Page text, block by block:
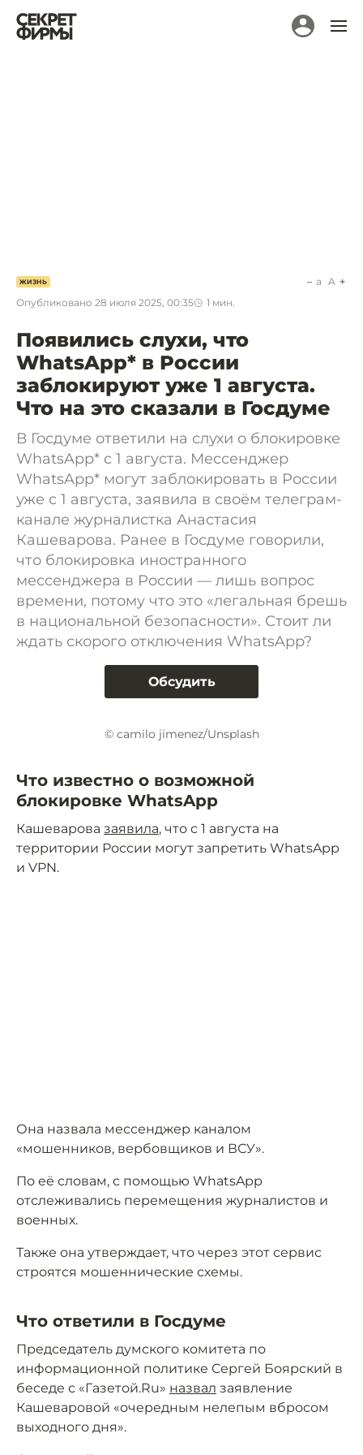
ЖИЗНЬ
Опубликовано 28 июля 2025, 00:35 1 мин.
a A
Появились слухи, что
WhatsApp* в России
заблокируют уже 1 августа.
Что на это сказали в Госдуме
В Госдуме ответили на слухи о блокировке
WhatsApp* c 1 августа. Мессенджер
WhatsApp* могут заблокировать в России
уже с 1 августа, заявила в своём телеграм-
канале журналистка Анастасия
Кашеварова. Ранее в Госдуме говорили,
что блокировка иностранного
мессенджера в России — лишь вопрос
времени, потому что это «легальная брешь
в национальной безопасности». Стоит ли
ждать скорого отключения WhatsApp?
Обсудить
© camilo jimenez/Unsplash
Что известно о возможной
блокировке WhatsApp
Кашеварова заявила, что с 1 августа на
территории России могут запретить WhatsApp
и VPN.
Она назвала мессенджер каналом
«мошенников, вербовщиков и ВСУ».
По её словам, с помощью WhatsApp
отслеживались перемещения журналистов и
военных.
Также она утверждает, что через этот сервис
строятся мошеннические схемы.
Что ответили в Госдуме
Председатель думского комитета по
информационной политике Сергей Боярский в
беседе с «Газетой.Ru» назвал заявление
Кашеваровой «очередным нелепым вбросом
выходного дня».